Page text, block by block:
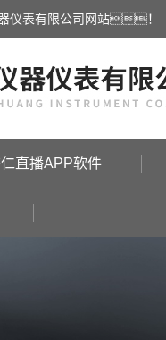
仪表有限公司网站！
直播APP软件